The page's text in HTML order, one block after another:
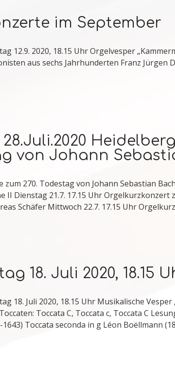
im September
12.9. 2020, 18.15 Uhr Orgelvesper
aus sechs Jahrhunderten Franz Jürgen
von Johann
270. Todestag von Johann Sebastian
II Dienstag 21.7. 17.15 Uhr Orgelkurzkonzert
Schäfer Mittwoch 22.7. 17.15 Uhr
18. Juli 2020, 18.15
18. Juli 2020, 18.15 Uhr Musikalische
Toccata C, Toccata c, Toccata C
Toccata seconda in g Léon Boëllmann